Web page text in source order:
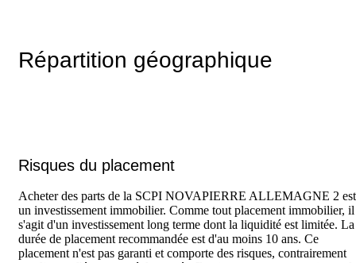
Répartition géographique
Risques du placement
Acheter des parts de la SCPI NOVAPIERRE ALLEMAGNE 2 est
un investissement immobilier. Comme tout placement immobilier, il
s'agit d'un investissement long terme dont la liquidité est limitée. La
durée de placement recommandée est d'au moins 10 ans. Ce
placement n'est pas garanti et comporte des risques, contrairement